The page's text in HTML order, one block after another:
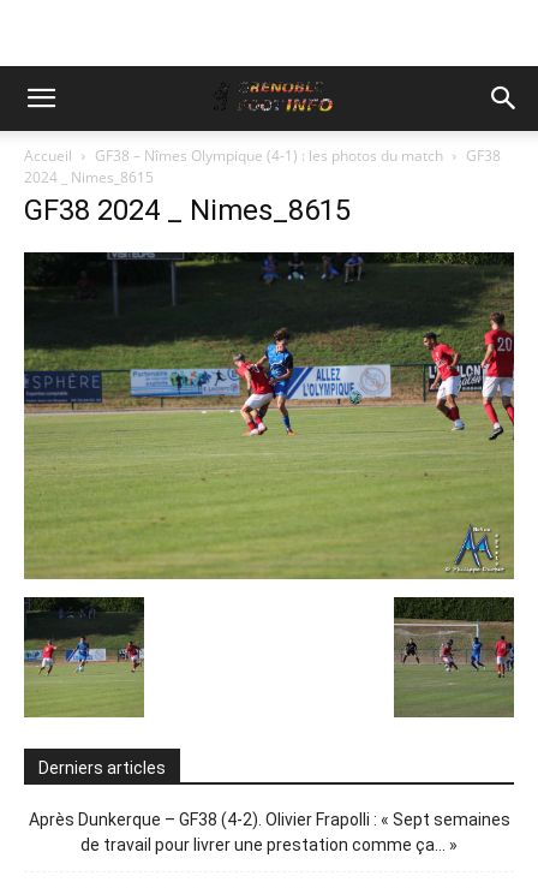
Accueil GF38 – Nîmes Olympique (4-1) : les photos du match
GF38
2024 _ Nimes_8615
GF38 2024 _ Nimes_8615
Derniers articles
Après Dunkerque – GF38 (4-2). Olivier Frapolli : « Sept semaines
de travail pour livrer une prestation comme ça… »